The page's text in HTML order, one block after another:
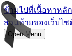
ข้ามไปที่เนื้อหาหลัก
ส่วนท้ายของเว็บไซ
Open Menu